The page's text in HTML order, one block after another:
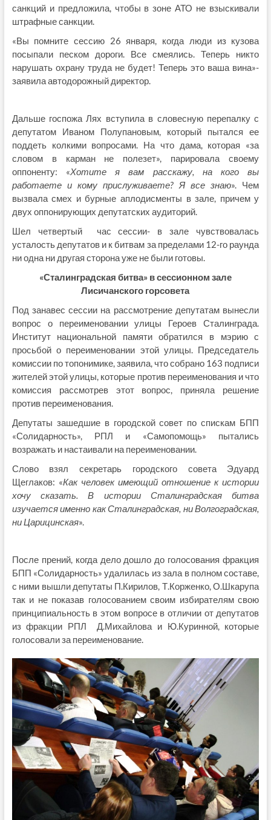
санкций и предложила, чтобы в зоне АТО не взыскивали
штрафные санкции.
«Вы помните сессию 26 января, когда люди из кузова
посыпали песком дороги. Все смеялись. Теперь никто
нарушать охрану труда не будет! Теперь это ваша вина»-
заявила автодорожный директор.
Дальше госпожа Лях вступила в словесную перепалку с
депутатом Иваном Полупановым, который пытался ее
поддеть колкими вопросами. На что дама, которая «за
словом в карман не полезет», парировала своему
оппоненту: «Хотите я вам расскажу, на кого вы
работаете и кому прислуживаете? Я все знаю». Чем
вызвала смех и бурные аплодисменты в зале, причем у
двух оппонирующих депутатских аудиторий.
Шел четвертый час сессии- в зале чувствовалась
усталость депутатов и к битвам за пределами 12-го раунда
ни одна ни другая сторона уже не были готовы.
«Сталинградская битва» в сессионном зале
Лисичанского горсовета
Под занавес сессии на рассмотрение депутатам вынесли
вопрос о переименовании улицы Героев Сталинграда.
Институт национальной памяти обратился в мэрию с
просьбой о переименовании этой улицы. Председатель
комиссии по топонимике, заявила, что собрано 163 подписи
жителей этой улицы, которые против переименования и что
комиссия рассмотрев этот вопрос, приняла решение
против переименования.
Депутаты зашедшие в городской совет по спискам БПП
«Солидарность», РПЛ и «Самопомощь» пытались
возражать и настаивали на переименовании.
Слово взял секретарь городского совета Эдуард
Щеглаков: «Как человек имеющий отношение к истории
хочу сказать. В истории Сталинградская битва
изучается именно как Сталинградская, ни Волгоградская,
ни Царицинская».
После прений, когда дело дошло до голосования фракция
БПП «Солидарность» удалилась из зала в полном составе,
с ними вышли депутаты П.Кирилов, Т.Корженко, О.Шкарупа
так и не показав голосованием своим избирателям свою
принципиальность в этом вопросе в отличии от депутатов
из фракции РПЛ Д.Михайлова и Ю.Куринной, которые
голосовали за переименование.